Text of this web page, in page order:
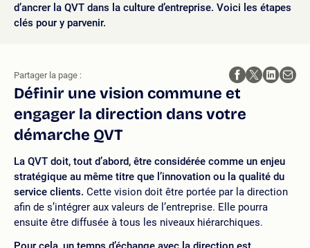
d’ancrer la QVT dans la culture d’entreprise. Voici les étapes
clés pour y parvenir.
Définir une vision commune et
engager la direction dans votre
démarche QVT
La QVT doit, tout d’abord, être considérée comme un enjeu
stratégique au même titre que l’innovation ou la qualité du
service clients. Cette vision doit être portée par la direction
afin de s’intégrer aux valeurs de l’entreprise. Elle pourra
ensuite être diffusée à tous les niveaux hiérarchiques.
Partager la page :